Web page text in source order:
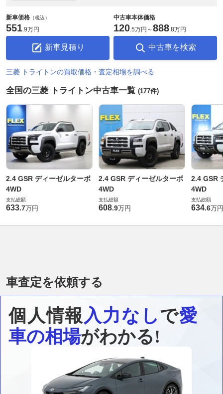
新車価格 （税込）
551.9万円
新車見積り
中古車本体価格
120.5万円 ～888.8万円
中古車を検索
三菱 トライトンの買取価格・査定相場を調べる
全国の三菱 トライトン中古車一覧 (177件)
2.4 GSR ディーゼルターボ
4WD
支払総額
633.7万円
2.4 GSR ディーゼルターボ
4WD
支払総額
608.9万円
2.4 GSR
4WD
支払総額
634.6万円
車査定を依頼する
個人情報入力なしで愛
車の相場がわかる!